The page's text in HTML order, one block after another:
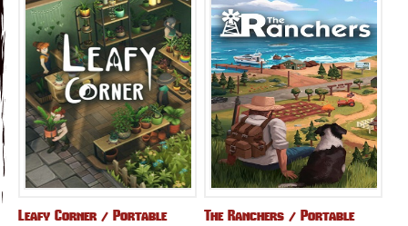
Leafy Corner / Portable The Ranchers / Portable